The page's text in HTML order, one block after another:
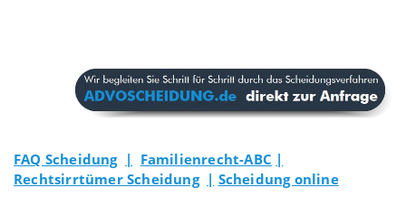
FAQ Scheidung | Familienrecht-ABC |
Rechtsirrtümer Scheidung | Scheidung online